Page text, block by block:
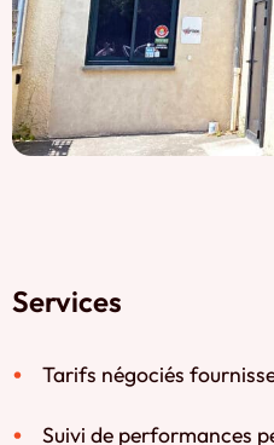
Services
Tarifs négociés
Suivi de performances